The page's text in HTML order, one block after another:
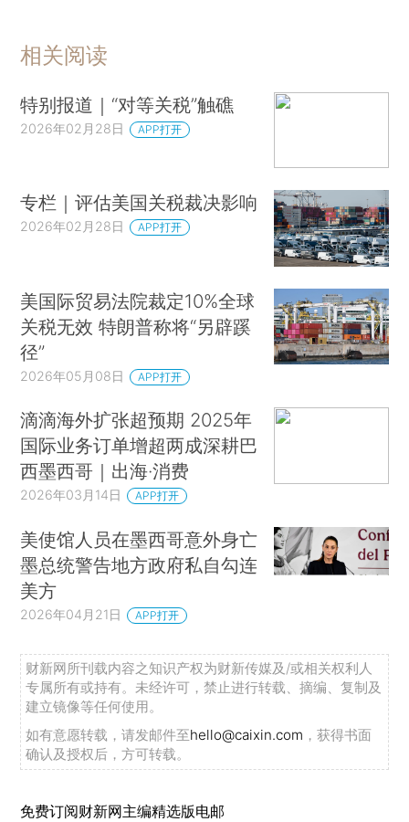
相关阅读
特别报道｜“对等关税”触礁
2026年02月28日 APP打开
专栏｜评估美国关税裁决影响
2026年02月28日 APP打开
美国际贸易法院裁定10%全球
关税无效 特朗普称将“另辟蹊
径”
2026年05月08日 APP打开
滴滴海外扩张超预期 2025年
国际业务订单增超两成深耕巴
西墨西哥｜出海·消费
2026年03月14日 APP打开
美使馆人员在墨西哥意外身亡
墨总统警告地方政府私自勾连
美方
2026年04月21日 APP打开
财新网所刊载内容之知识产权为财新传媒及/或相关权利人
专属所有或持有。未经许可，禁止进行转载、摘编、复制及
建立镜像等任何使用。
如有意愿转载，请发邮件至hello@caixin.com ，获得书面
确认及授权后，方可转载。
免费订阅财新网主编精选版电邮